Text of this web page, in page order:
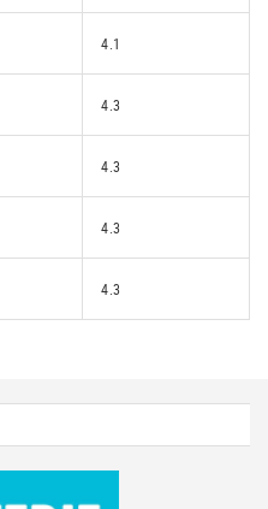
4.1
4.3
4.3
4.3
4.3